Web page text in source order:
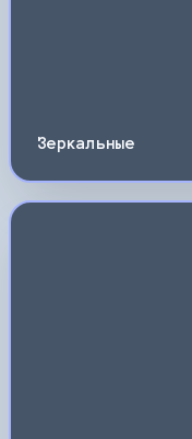
Зеркальные